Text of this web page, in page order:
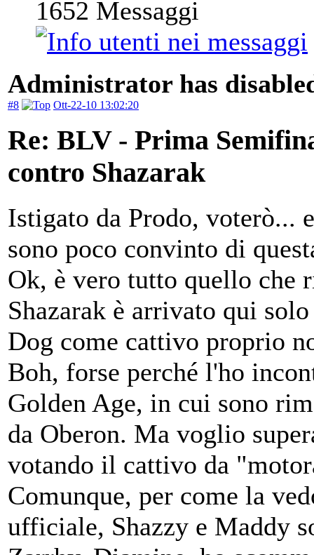
1652 Messaggi
Administrator has
#8 Ott-22-10 13:02:20
Re: BLV - Prima
contro Shazarak
Istigato da Prodo, voterò...
sono poco convinto di
Ok, è vero tutto quello che
Shazarak è arrivato qui
Dog come cattivo proprio
Boh, forse perché l'ho
Golden Age, in cui sono
da Oberon. Ma voglio
votando il cattivo da
Comunque, per come la
ufficiale, Shazzy e Maddy